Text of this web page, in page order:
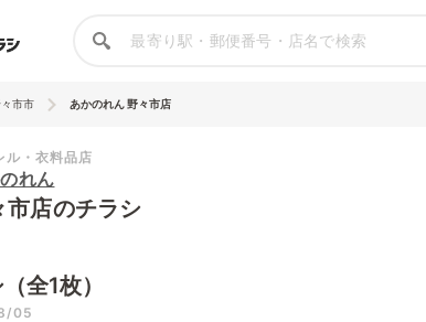
市市 あかのれん 野々市店
ル・衣料品店
れん
市店のチラシ
全1枚）
05